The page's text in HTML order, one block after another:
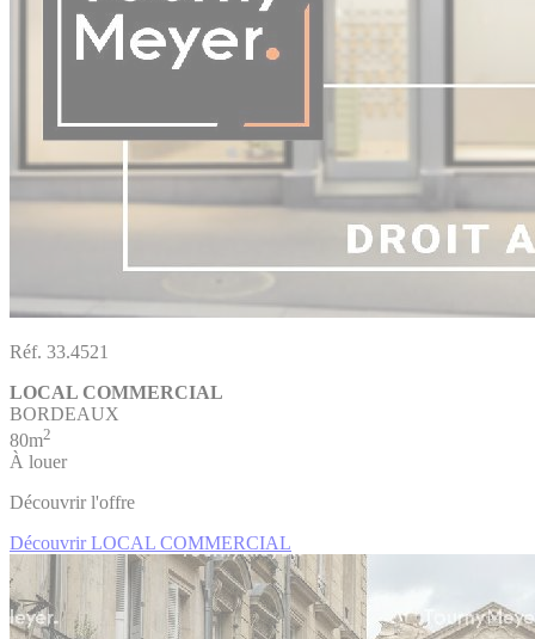
Réf. 33.4521
LOCAL COMMERCIAL
BORDEAUX
80m2
À louer
Découvrir l'offre
Découvrir LOCAL COMMERCIAL